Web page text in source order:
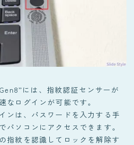
には、指紋認証センサーが
なログインが可能です。
ンは、パスワードを入力する手
パソコンにアクセスできます。
指紋を認識してロックを解除す